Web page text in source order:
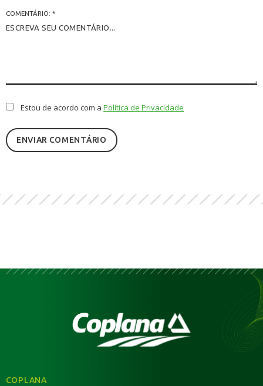
COMENTÁRIO: *
Estou de acordo com aPolítica de Privacidade
COPLANA